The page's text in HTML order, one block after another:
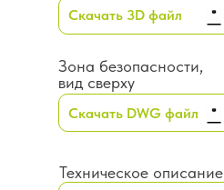
Техническое описание
Скачать 3D файл
Зона безопасности,
вид сверху
Скачать DWG файл